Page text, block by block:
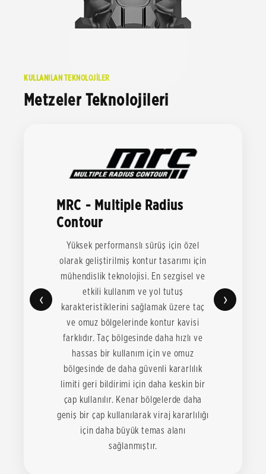
KULLANILAN TEKNOLOJİLER
Metzeler Teknolojileri
‹
MRC - Multiple Radius
Contour
Yüksek performanslı sürüş için özel
olarak geliştirilmiş kontur tasarımı için
mühendislik teknolojisi. En sezgisel ve
etkili kullanım ve yol tutuş
karakteristiklerini sağlamak üzere taç
ve omuz bölgelerinde kontur kavisi
farklıdır. Taç bölgesinde daha hızlı ve
hassas bir kullanım için ve omuz
bölgesinde de daha güvenli kararlılık
limiti geri bildirimi için daha keskin bir
çap kullanılır. Kenar bölgelerde daha
geniş bir çap kullanılarak viraj kararlılığı
için daha büyük temas alanı
sağlanmıştır.
›